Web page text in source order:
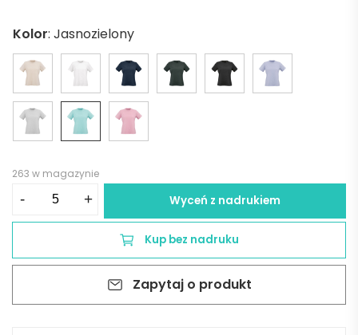
Kolor: Jasnozielony
263 w magazynie
-
jersey
shirt.
+ Wyceń z nadrukiem
Kup bez nadruku
Zapytaj o produkt